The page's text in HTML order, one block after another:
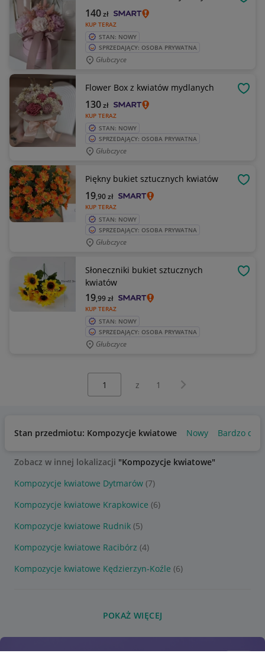
KUP TERAZ
140zł
STAN: NOWY
SPRZEDAJĄCY: OSOBA PRYWATNA
Głubczyce
Flower Box z kwiatów mydlanych
KUP TERAZ
130zł
STAN: NOWY
SPRZEDAJĄCY: OSOBA PRYWATNA
Głubczyce
Piękny bukiet sztucznych kwiatów
KUP TERAZ
19,90zł
STAN: NOWY
SPRZEDAJĄCY: OSOBA PRYWATNA
Głubczyce
Słoneczniki bukiet sztucznych
kwiatów
KUP TERAZ
19,99zł
STAN: NOWY
SPRZEDAJĄCY: OSOBA PRYWATNA
Głubczyce
z 1 Następna strona
Stan przedmiotu: Kompozycje kwiatowe Nowy Bardzo
Zobacz w innej lokalizacji "Kompozycje kwiatowe"
Kompozycje kwiatowe Dytmarów (7)
Kompozycje kwiatowe Krapkowice (6)
Kompozycje kwiatowe Rudnik (5)
Kompozycje kwiatowe Racibórz (4)
Kompozycje kwiatowe Kędzierzyn-Koźle (6)
POKAŻ WIĘCEJ